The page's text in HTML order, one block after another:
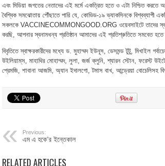
এবং মিডিয়া জগতের নেতাদের এই মর্মে একত্রিত হতে ও এটা নিশ্চিত
বৈশ্বিক সমঝোতায় পৌঁছাতে পারি যে, কোভিড-১৯ ভ্যাকসিনকে বিশ্বব্যাপী
সকলকে VACCINECOMMONGOOD.ORG ওয়েবসাইটে তাদের স্ব-
করছি, আপনার স্বনামধন্য প্রতিষ্ঠান আমাদের এই প্রতিশ্রুতিতে সমবেত হতে
বিবৃতিতে স্বাক্ষরকারীদের মধ্যে ড. মুহাম্মদ ইউনূস, ডেসমন্ড টুটু, মিখাইল
উইলিয়াম্‌স, মাহাথির মোহাম্মদ, লুলা, জর্জ ক্লুনি, শ্যারন স্টোন, ফরেস্ট
প্রেমজি, শাবানা আজমি, অ্যান ইদালগো, টমাস বাখ, আন্ড্রেয়া বোচেলিসহ
Previous:
এম এ হকে’র ইন্তেকাল
RELATED ARTICLES